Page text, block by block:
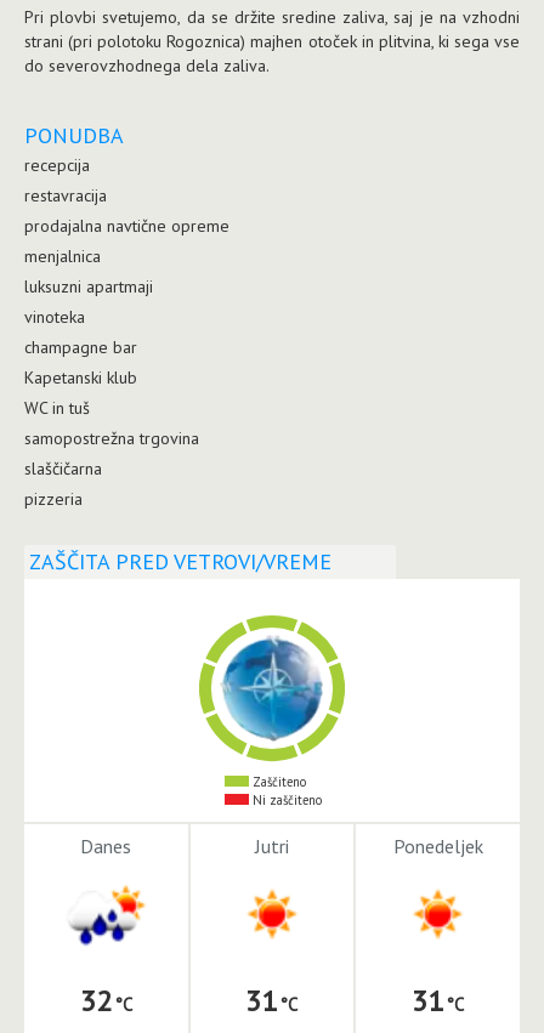
Pri plovbi svetujemo, da se držite sredine zaliva, saj je na vzhodni
strani (pri polotoku Rogoznica) majhen otoček in plitvina, ki sega vse
do severovzhodnega dela zaliva.
PONUDBA
recepcija
restavracija
prodajalna navtične opreme
menjalnica
luksuzni apartmaji
vinoteka
champagne bar
Kapetanski klub
WC in tuš
samopostrežna trgovina
slaščičarna
pizzeria
ZAŠČITA PRED VETROVI/VREME
Zaščiteno
Ni zaščiteno
Danes
32
Jutri
31
Ponedeljek
31